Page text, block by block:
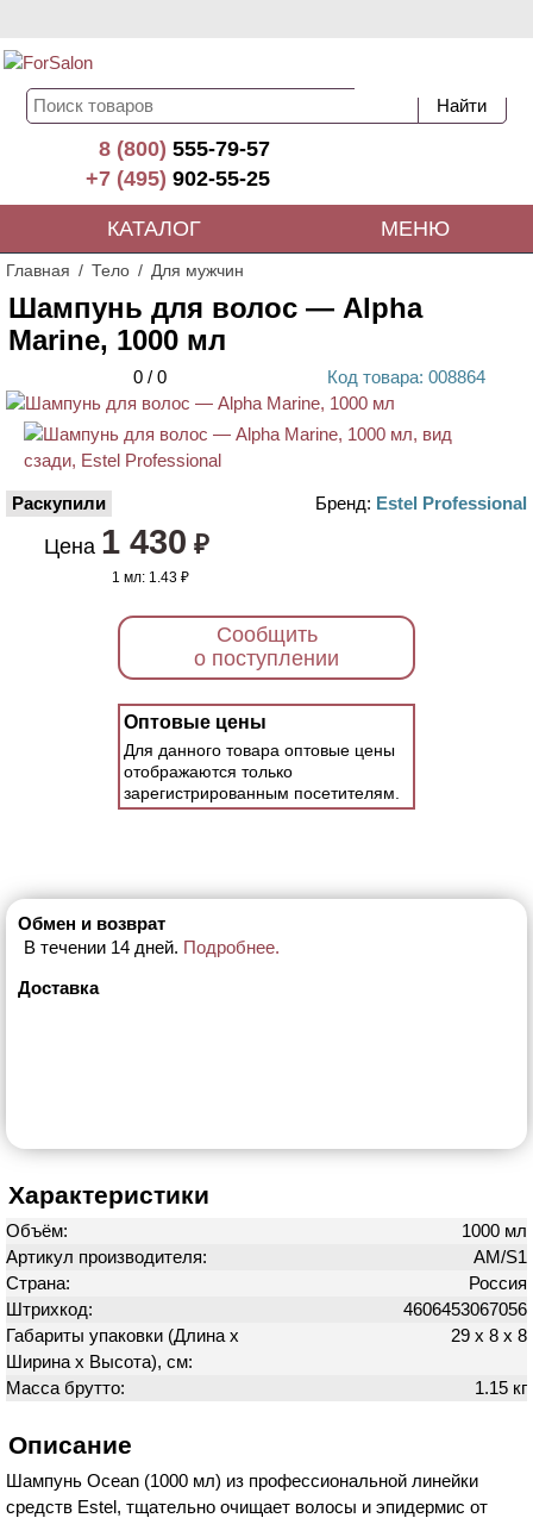
8 (800)555-79-57
+7 (495)902-55-25
КАТАЛОГ МЕНЮ
Главная Тело Для мужчин
Шампунь для волос — Alpha
Marine, 1000 мл
0 / 0 Код товара: 008864
Раскупили Бренд: Estel Professional
Цена 1 430 ₽
1 мл:1.43 ₽
Сообщить
о поступлении
Оптовые цены
Для данного товара оптовые цены
отображаются только
зарегистрированным посетителям.
Обмен и возврат
В течении 14 дней. Подробнее.
Доставка
Характеристики
Объём:
1000 мл
Артикул производителя:
AM/S1
Страна:
Россия
Штрихкод:
4606453067056
Габариты упаковки (Длина х
Ширина х Высота), см:
29 х 8 х 8
Масса брутто: 1.15 кг
Описание
Шампунь Ocean (1000 мл) из профессиональной линейки
средств Estel, тщательно очищает волосы и эпидермис от